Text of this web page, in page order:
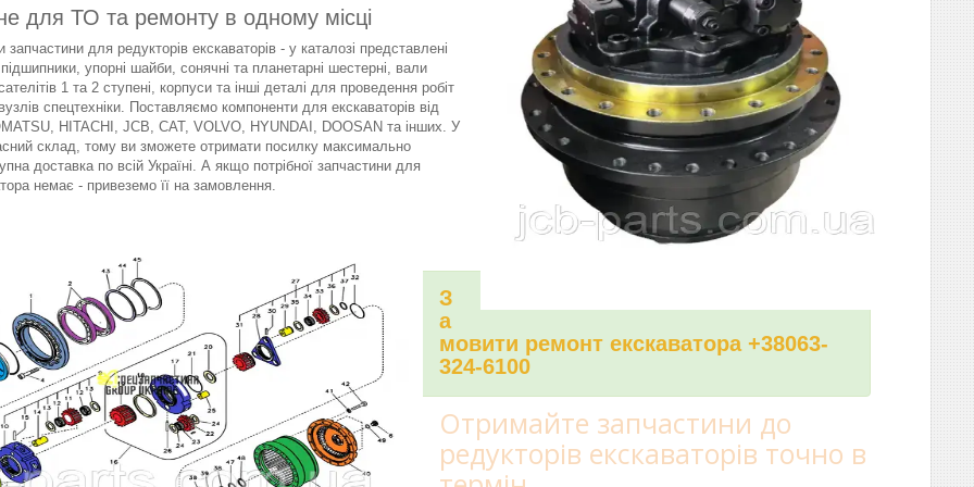
для ТО та ремонту в одному місці
для редукторів екскаваторів - у каталозі представлені
підшипники, упорні шайби, сонячні та планетарні шестерні, вали
1 та 2 ступені, корпуси та інші деталі для проведення робіт
спецтехніки. Поставляємо компоненти для екскаваторів від
HITACHI, JCB, CAT, VOLVO, HYUNDAI, DOOSAN та інших. У
склад, тому ви зможете отримати посилку максимально
доставка по всій Україні. А якщо потрібної запчастини для
немає - привеземо її на замовлення.
З
а
мовити ремонт екскаватора +38063-
324-6100
Отримайте запчастини до
редукторів екскаваторів точно в